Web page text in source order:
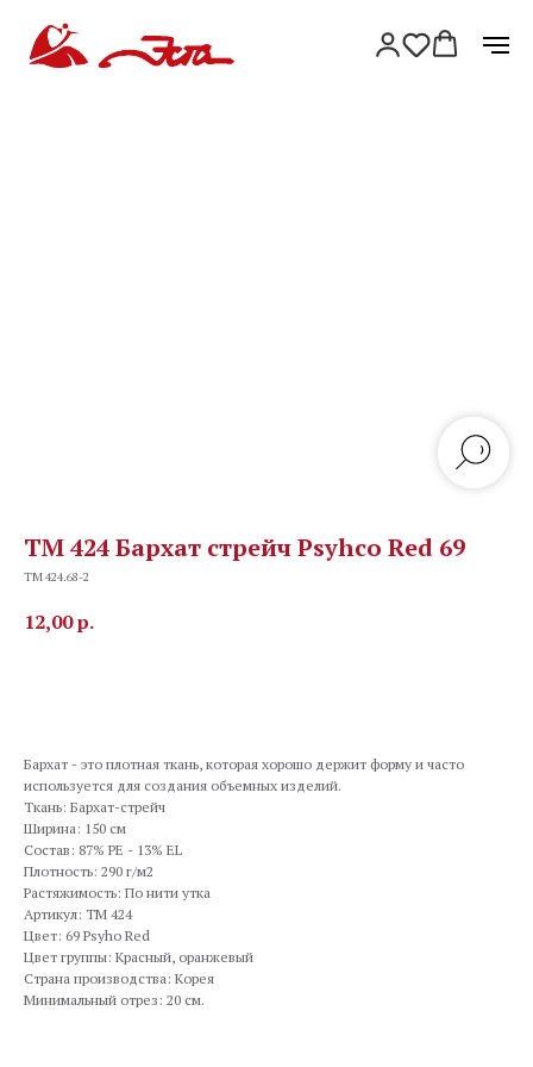
TM 424 Бархат стрейч Psyhco Red 69
TM 424.68-2
12,00р.
Бархат - это плотная ткань, которая хорошо держит форму и часто
используется для создания объемных изделий.
Ткань: Бархат-стрейч
Ширина: 150 см
Состав: 87% PE - 13% EL
Плотность: 290 г/м2
Растяжимость: По нити утка
Артикул: TM 424
Цвет: 69 Psyho Red
Цвет группы: Красный, оранжевый
Страна производства: Корея
Минимальный отрез: 20 см.